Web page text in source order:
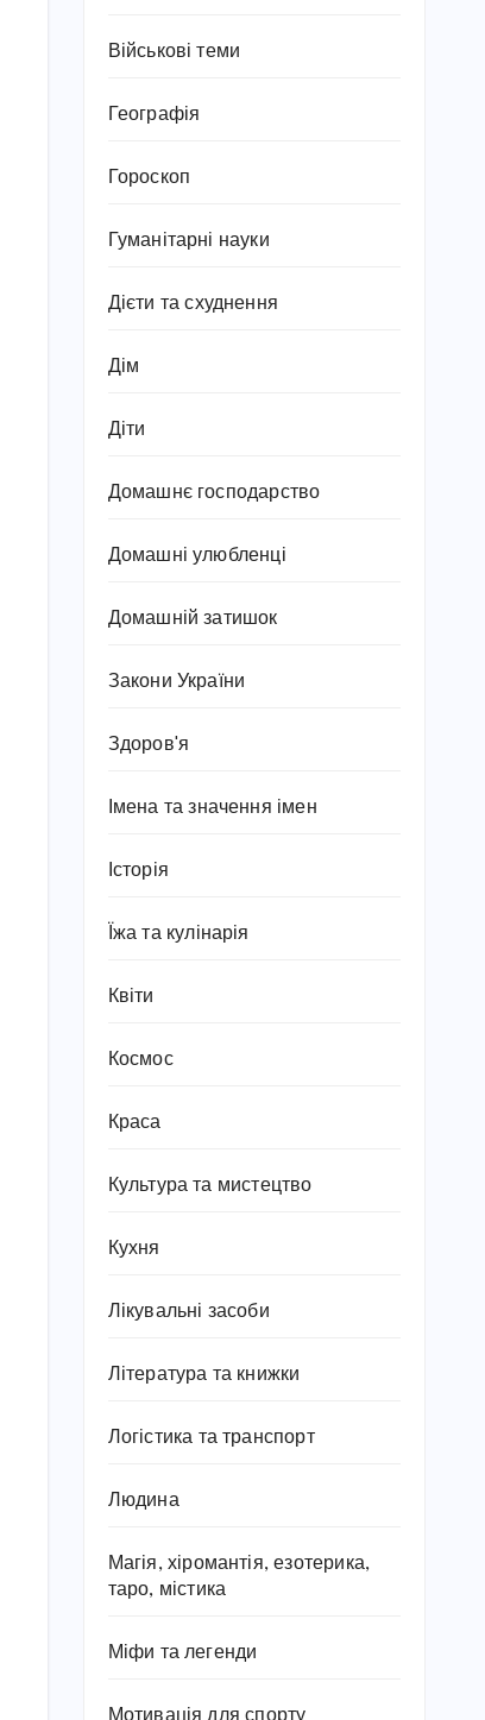
Військові теми
Географія
Гороскоп
Гуманітарні науки
Дієти та схуднення
Дім
Діти
Домашнє господарство
Домашні улюбленці
Домашній затишок
Закони України
Здоров'я
Імена та значення імен
Історія
Їжа та кулінарія
Квіти
Космос
Краса
Культура та мистецтво
Кухня
Лікувальні засоби
Література та книжки
Логістика та транспорт
Людина
Магія, хіромантія, езотерика,
таро, містика
Міфи та легенди
Мотивація для спорту